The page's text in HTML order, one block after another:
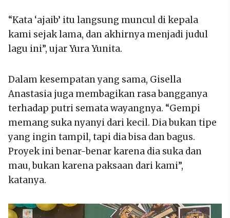
“Kata ‘ajaib’ itu langsung muncul di kepala
kami sejak lama, dan akhirnya menjadi judul
lagu ini”, ujar Yura Yunita.
Dalam kesempatan yang sama, Gisella
Anastasia juga membagikan rasa bangganya
terhadap putri semata wayangnya. “Gempi
memang suka nyanyi dari kecil. Dia bukan tipe
yang ingin tampil, tapi dia bisa dan bagus.
Proyek ini benar-benar karena dia suka dan
mau, bukan karena paksaan dari kami”,
katanya.